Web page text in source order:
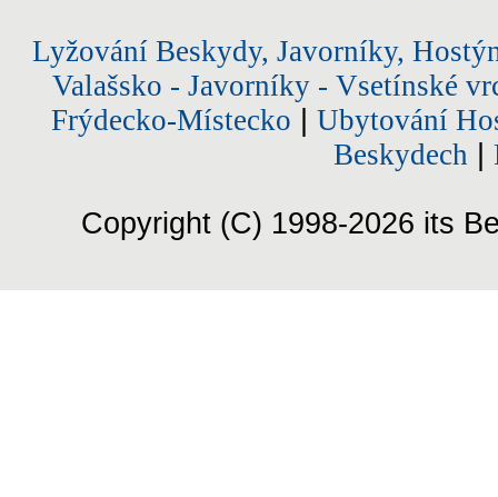
Lyžování Beskydy, Javorníky,
Valašsko - Javorníky - Vsetínské
Frýdecko-Místecko
Ubytování
Beskydech
Copyright (C) 1998-2026 its